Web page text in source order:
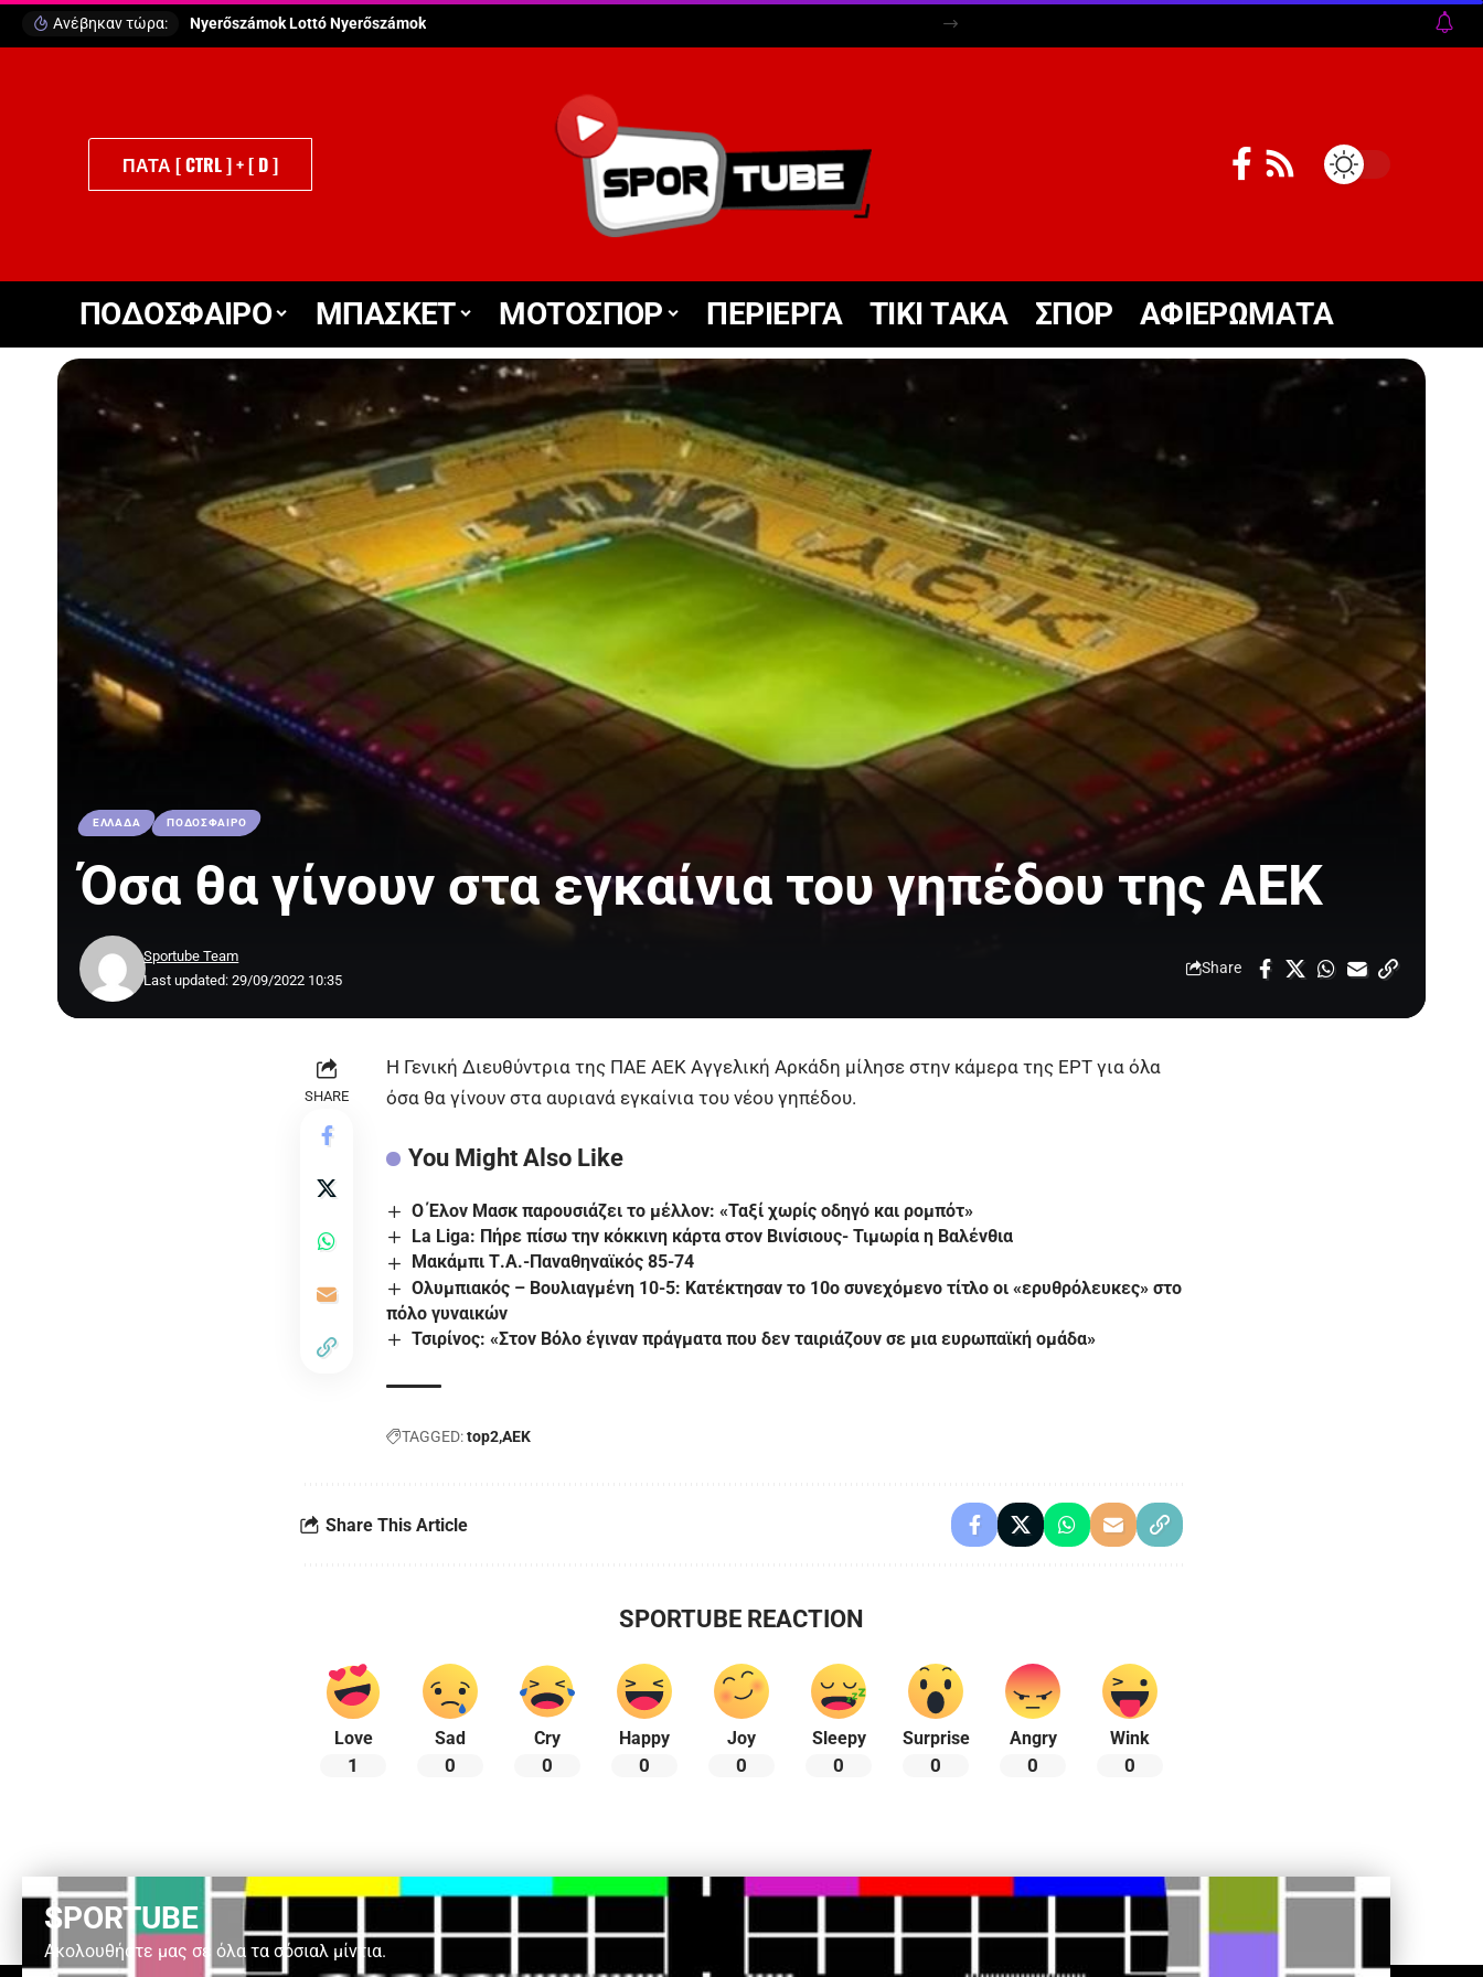
Ανέβηκαν τώρα:
ΠΑΤΑ [ CTRL ] + [ D ]
ΠΟΔΟΣΦΑΙΡΟ ΜΠΑΣΚΕΤ ΜΟΤΟΣΠΟΡ ΠΕΡΙΕΡΓΑ TIKΙ TΑΚΑ ΣΠΟΡ ΑΦΙΕΡΩΜΑΤΑ
ΕΛΛΑΔΑ ΠΟΔΟΣΦΑΙΡΟ
Όσα θα γίνουν στα εγκαίνια του γηπέδου της ΑΕΚ
Last updated: 29/09/2022 10:35
Sportube Team
Share
SHARE
Η Γενική Διευθύντρια της ΠΑΕ ΑΕΚ Αγγελική Αρκάδη μίλησε στην κάμερα της ΕΡΤ για όλα
όσα θα γίνουν στα αυριανά εγκαίνια του νέου γηπέδου.
You Might Also Like
Ο Έλον Μασκ παρουσιάζει το μέλλον: «Ταξί χωρίς οδηγό και ρομπότ»
La Liga: Πήρε πίσω την κόκκινη κάρτα στον Βινίσιους- Τιμωρία η Βαλένθια
Μακάμπι Τ.Α.-Παναθηναϊκός 85-74
Ολυμπιακός – Βουλιαγμένη 10-5: Κατέκτησαν το 10ο συνεχόμενο τίτλο οι «ερυθρόλευκες» στο
πόλο γυναικών
Τσιρίνος: «Στον Βόλο έγιναν πράγματα που δεν ταιριάζουν σε μια ευρωπαϊκή ομάδα»
TAGGED:top2ΑΕΚ
Share This Article
SPORTUBE REACTION
Love
1
Sad
0
Cry
0
Happy
0
Joy
0
Sleepy
0
Surprise
0
Angry
0
Wink
0
SPORTUBE
Ακολουθήστε μας σε όλα τα σόσιαλ μίντια.